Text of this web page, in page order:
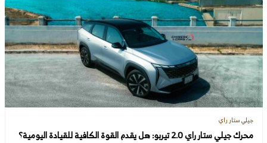
جيلي ستار راي
محرك جيلي ستار راي 2.0 تيربو: هل يقدم القوة الكافية للقيادة اليومية؟